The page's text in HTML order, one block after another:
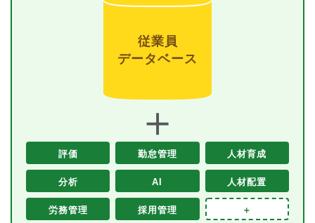
従業員
データベース
＋
評価 勤怠管理 人材育成
分析 AI 人材配置
労務管理 採用管理 ＋